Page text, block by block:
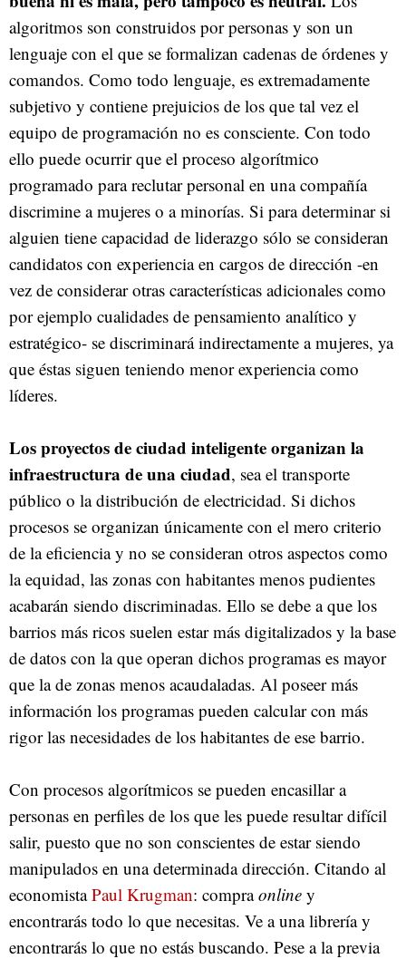
algoritmos son construidos por personas y son un
lenguaje con el que se formalizan cadenas de órdenes y
comandos. Como todo lenguaje, es extremadamente
subjetivo y contiene prejuicios de los que tal vez el
equipo de programación no es consciente. Con todo
ello puede ocurrir que el proceso algorítmico
programado para reclutar personal en una compañía
discrimine a mujeres o a minorías. Si para determinar si
alguien tiene capacidad de liderazgo sólo se consideran
candidatos con experiencia en cargos de dirección -en
vez de considerar otras características adicionales como
por ejemplo cualidades de pensamiento analítico y
estratégico- se discriminará indirectamente a mujeres, ya
que éstas siguen teniendo menor experiencia como
líderes.
Los proyectos de ciudad inteligente organizan la
infraestructura de una ciudad, sea el transporte
público o la distribución de electricidad. Si dichos
procesos se organizan únicamente con el mero criterio
de la eficiencia y no se consideran otros aspectos como
la equidad, las zonas con habitantes menos pudientes
acabarán siendo discriminadas. Ello se debe a que los
barrios más ricos suelen estar más digitalizados y la base
de datos con la que operan dichos programas es mayor
que la de zonas menos acaudaladas. Al poseer más
información los programas pueden calcular con más
rigor las necesidades de los habitantes de ese barrio.
Con procesos algorítmicos se pueden encasillar a
personas en perfiles de los que les puede resultar difícil
salir, puesto que no son conscientes de estar siendo
manipulados en una determinada dirección. Citando al
economistaPaul Krugman: compraonline y
encontrarás todo lo que necesitas. Ve a una librería y
encontrarás lo que no estás buscando. Pese a la previa